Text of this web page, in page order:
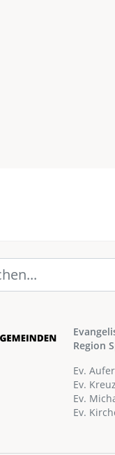
Region
Ev.
Ev.
Ev.
Ev.